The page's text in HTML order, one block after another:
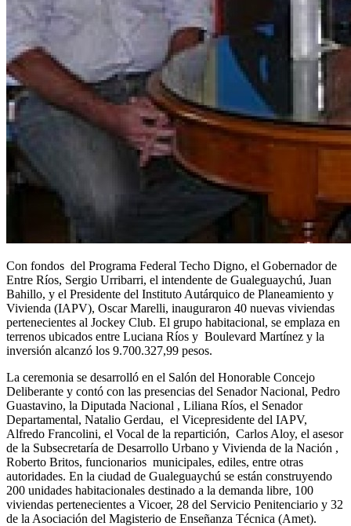
Con fondos del Programa Federal Techo Digno, el Gobernador de
Entre Ríos, Sergio Urribarri, el intendente de Gualeguaychú, Juan
Bahillo, y el Presidente del Instituto Autárquico de Planeamiento y
Vivienda (IAPV), Oscar Marelli, inauguraron 40 nuevas viviendas
pertenecientes al Jockey Club. El grupo habitacional, se emplaza en
terrenos ubicados entre Luciana Ríos y Boulevard Martínez y la
inversión alcanzó los 9.700.327,99 pesos.
La ceremonia se desarrolló en el Salón del Honorable Concejo
Deliberante y contó con las presencias del Senador Nacional, Pedro
Guastavino, la Diputada Nacional , Liliana Ríos, el Senador
Departamental, Natalio Gerdau, el Vicepresidente del IAPV,
Alfredo Francolini, el Vocal de la repartición, Carlos Aloy, el asesor
de la Subsecretaría de Desarrollo Urbano y Vivienda de la Nación ,
Roberto Britos, funcionarios municipales, ediles, entre otras
autoridades. En la ciudad de Gualeguaychú se están construyendo
200 unidades habitacionales destinado a la demanda libre, 100
viviendas pertenecientes a Vicoer, 28 del Servicio Penitenciario y 32
de la Asociación del Magisterio de Enseñanza Técnica (Amet).